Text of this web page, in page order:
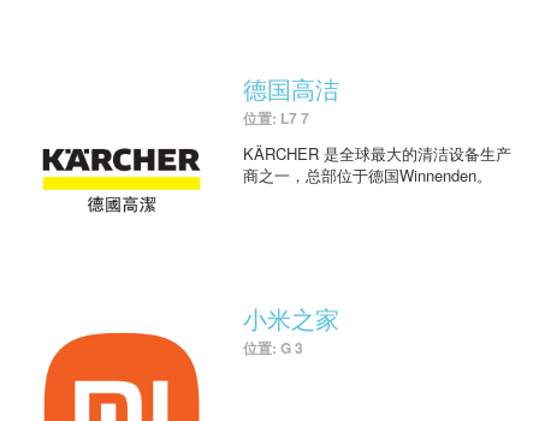
德国高洁
位置: L7 7
KÄRCHER 是全球最大的清洁设备生产
商之一，总部位于德国Winnenden。
小米之家
位置: G 3